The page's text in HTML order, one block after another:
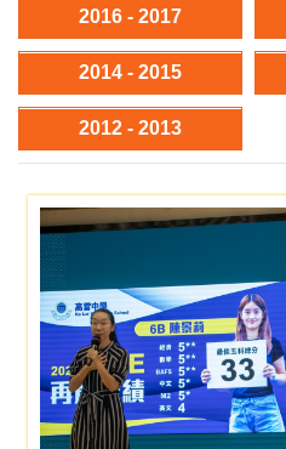
2016 - 2017
2014 - 2015
2012 - 2013